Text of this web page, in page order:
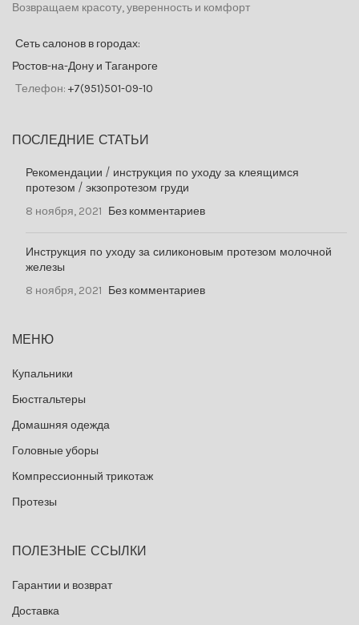
Возвращаем красоту, уверенность и комфорт
Сеть салонов в городах:
Ростов-на-Дону и Таганроге
Телефон: +7(951)501-09-10
ПОСЛЕДНИЕ СТАТЬИ
Рекомендации / инструкция по уходу за клеящимся
протезом / экзопротезом груди
8 ноября, 2021 Без комментариев
Инструкция по уходу за силиконовым протезом молочной
железы
8 ноября, 2021 Без комментариев
МЕНЮ
Купальники
Бюстгальтеры
Домашняя одежда
Головные уборы
Компрессионный трикотаж
Протезы
ПОЛЕЗНЫЕ ССЫЛКИ
Гарантии и возврат
Доставка